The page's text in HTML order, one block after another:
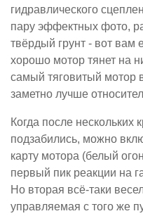
гидравлического
пару эффектных фото,
твёрдый грунт - вот вам
хорошо мотор тянет на
самый тяговитый мотор
заметно лучше
Когда после нескольких
подзабились, можно
карту мотора (белый
первый пик реакции на
Но вторая всё-таки
управляемая с того же